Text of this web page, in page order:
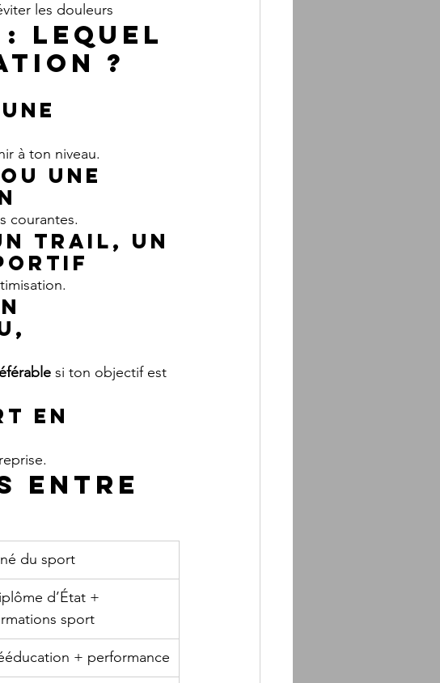
les douleurs
: lequel
?
à ton niveau.
une
courantes.
trail, un
si ton objectif est
en
entre
du sport
d’État +
sport
+ performance